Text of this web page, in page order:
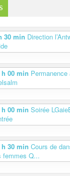
30 min Direction
h 00 min Permanence
h 00 min Soirée
h 30 min Cours de
femmes Q...